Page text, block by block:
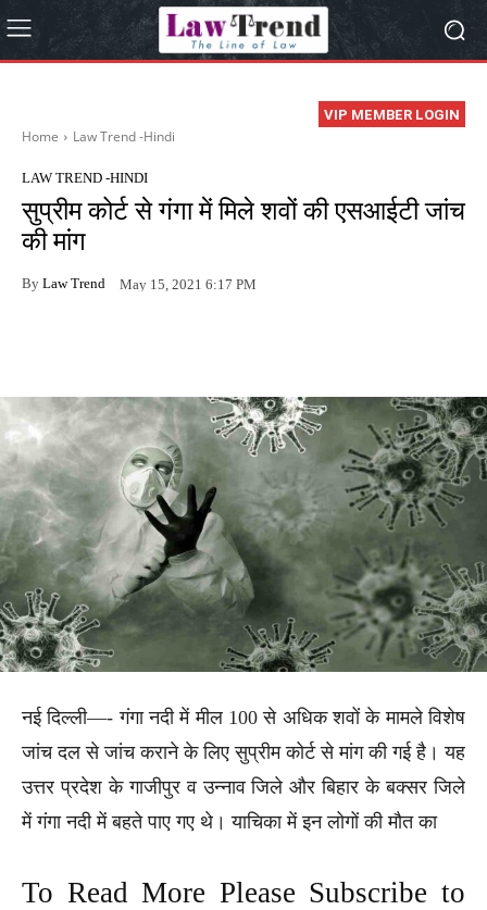
VIP MEMBER LOGIN
Home Law Trend -Hindi
LAW TREND -HINDI
सुप्रीम कोर्ट से गंगा में मिले शवों की एसआईटी जांच
की मांग
By Law Trend May 15, 2021 6:17 PM
नई दिल्ली—- गंगा नदी में मील 100 से अधिक शवों के मामले विशेष
जांच दल से जांच कराने के लिए सुप्रीम कोर्ट से मांग की गई है। यह
उत्तर प्रदेश के गाजीपुर व उन्नाव जिले और बिहार के बक्सर जिले
में गंगा नदी में बहते पाए गए थे। याचिका में इन लोगों की मौत का
To Read More Please Subscribe to